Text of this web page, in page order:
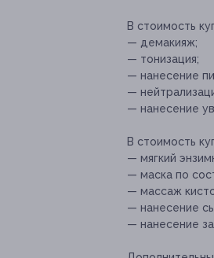
В стоимость
— демакияж;
— тонизация;
— нанесение
—
— нанесение
В стоимость
— мягкий
— маска по
— массаж
— нанесение
— нанесение